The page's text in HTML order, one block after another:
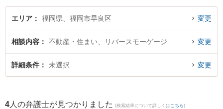
産契約解除等の細かな分野での絞り込み検索もでき便利です。特に福岡つむぎ
法律事務所の山本 恭輔弁護士や平田すぐる法律事務所の平田 卓弁護士、日の出
ージトラブルのトラブルを今すぐに弁護士に相談したい』『リバースモーゲー
ジトラブルのトラブル解決の実績豊富な近くの弁護士を検索したい』『初回相
談無料でリバースモーゲージトラブルを法律相談できる福岡市早良区内の弁護
エリア 福岡県、福岡市早良区 変更
相談内容 不動産・住まい、リバースモーゲージ 変更
詳細条件 未選択 変更
4 人の弁護士が見つかりました (検索結果について詳しくは こちら)